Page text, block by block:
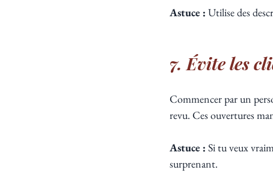
Astuce : Utilise des
7. Évite les
Commencer par un
revu. Ces ouvertures
Astuce : Si tu veux
surprenant.